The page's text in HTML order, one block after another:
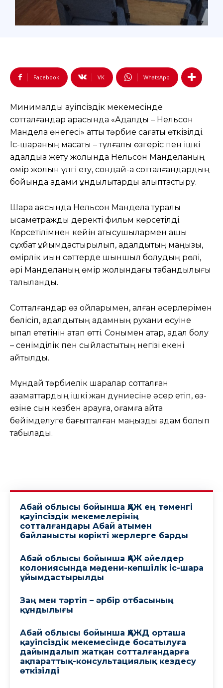
Facebook VK WhatsApp
Минималды қауіпсіздік мекемесінде
сотталғандар арасында «Адалдық – Нельсон
Мандела өнегесі» атты тәрбие сағаты өткізілді.
Іс-шараның мақсаты – тұлғалық өзгеріс пен ішкі
адалдыққа жету жолында Нельсон Манделаның
өмір жолын үлгі ету, сондай-ақ сотталғандардың
бойында адами құндылықтарды қалыптастыру.
Шара аясында Нельсон Мандела туралы
қысқаметражды деректі фильм көрсетілді.
Көрсетілімнен кейін қатысушылармен ашық
сұхбат ұйымдастырылып, адалдықтың маңызы,
өмірлік қиын сәттерде шыншыл болудың рөлі,
әрі Манделаның өмір жолындағы табандылығы
талқыланды.
Сотталғандар өз ойларымен, алған әсерлерімен
бөлісіп, адалдықтың адамның рухани өсуіне
ықпал ететінін атап өтті. Сонымен қатар, адал болу
– сенімділік пен сыйластықтың негізі екені
айтылды.
Мұндай тәрбиелік шаралар сотталған
азаматтардың ішкі жан дүниесіне әсер етіп, өз-
өзіне сын көзбен қарауға, қоғамға қайта
бейімделуге бағытталған маңызды қадам болып
табылады.
Абай облысы бойынша ҚАЖ ең төменгі
қауіпсіздік мекемелерінің
сотталғандары Абай атымен
байланысты көрікті жерлерге барды
Абай облысы бойынша ҚАЖ әйелдер
колониясында мәдени-көпшілік іс-шара
ұйымдастырылды
Заң мен тәртіп – әрбір отбасының
құндылығы
Абай облысы бойынша ҚАЖД орташа
қауіпсіздік мекемесінде босатылуға
дайындалып жатқан сотталғандарға
ақпараттық-консультациялық кездесу
өткізілді